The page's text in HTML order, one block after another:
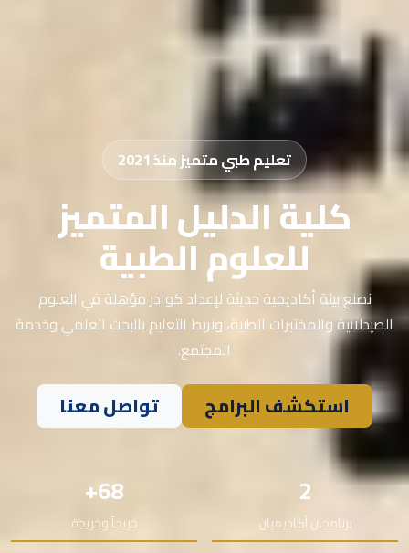
تعليم طبي متميز منذ 2021
كلية الدليل المتميز
للعلوم الطبية
نصنع بيئة أكاديمية حديثة لإعداد كوادر مؤهلة في العلوم
الصيدلانية والمختبرات الطبية، ونربط التعليم بالبحث العلمي وخدمة
المجتمع.
استكشف البرامج تواصل معنا
2
برنامجان أكاديميان
68+
خريجاً وخريجة